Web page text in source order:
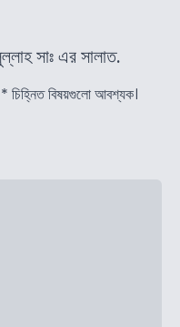
সাঃ এর সালাত.
* চিহ্নিত বিষয়গুলো আবশ্যক।